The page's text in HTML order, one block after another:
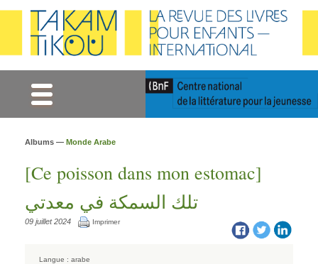
Albums — Monde Arabe
[Ce poisson dans mon estomac]
تلك السمكة في معدتي
09 juillet 2024 Imprimer
Langue : arabe